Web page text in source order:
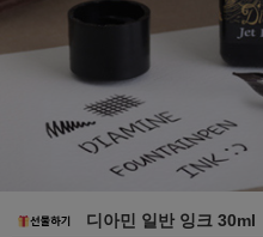
디아민 일반 잉크 30ml